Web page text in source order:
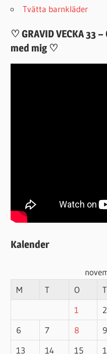
Tvätta barnkläder
♡ GRAVID VECKA 33
med mig ♡
Kalender
M
T O T
1
2
6
7 8 9
13
14 15